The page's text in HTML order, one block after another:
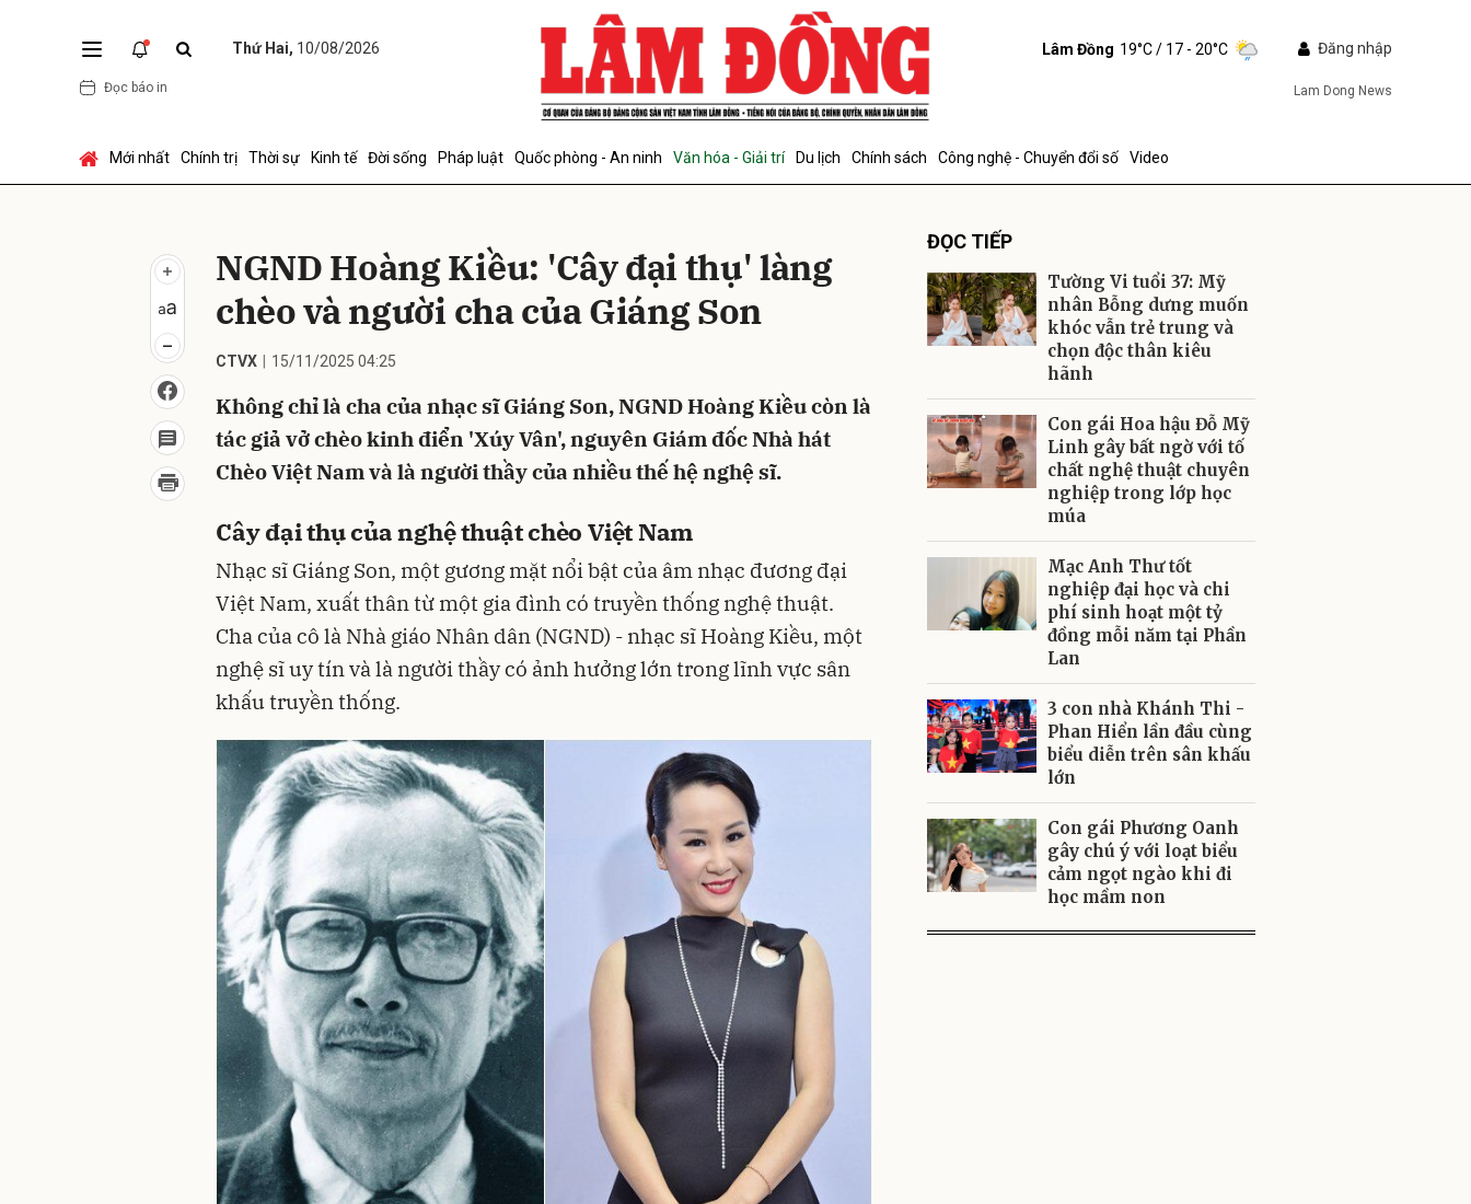
Thứ Hai, 10/08/2026
Đọc báo in
Lâm Đồng 19°C/ 17 - 20°C Đăng nhập
Lam Dong News
Mới nhất Chính trị Thời sự Kinh tế Đời sống Pháp luật Quốc phòng - An ninh Văn hóa - Giải trí Du lịch Chính sách Công nghệ - Chuyển đổi số Video
NGND Hoàng Kiều: 'Cây đại thụ' làng
chèo và người cha của Giáng Son
CTVX 15/11/2025 04:25
Không chỉ là cha của nhạc sĩ Giáng Son, NGND Hoàng Kiều còn là
tác giả vở chèo kinh điển 'Xúy Vân', nguyên Giám đốc Nhà hát
Chèo Việt Nam và là người thầy của nhiều thế hệ nghệ sĩ.
Cây đại thụ của nghệ thuật chèo Việt Nam
Nhạc sĩ Giáng Son, một gương mặt nổi bật của âm nhạc đương đại
Việt Nam, xuất thân từ một gia đình có truyền thống nghệ thuật.
Cha của cô là Nhà giáo Nhân dân (NGND) - nhạc sĩ Hoàng Kiều, một
nghệ sĩ uy tín và là người thầy có ảnh hưởng lớn trong lĩnh vực sân
khấu truyền thống.
ĐỌC TIẾP
Tường Vi tuổi 37: Mỹ
nhân Bỗng dưng muốn
khóc vẫn trẻ trung và
chọn độc thân kiêu
hãnh
Con gái Hoa hậu Đỗ Mỹ
Linh gây bất ngờ với tố
chất nghệ thuật chuyên
nghiệp trong lớp học
múa
Mạc Anh Thư tốt
nghiệp đại học và chi
phí sinh hoạt một tỷ
đồng mỗi năm tại Phần
Lan
3 con nhà Khánh Thi -
Phan Hiển lần đầu cùng
biểu diễn trên sân khấu
lớn
Con gái Phương Oanh
gây chú ý với loạt biểu
cảm ngọt ngào khi đi
học mầm non
Gửi bình luận